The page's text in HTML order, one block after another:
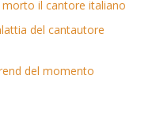
il cantore italiano
del cantautore
del momento